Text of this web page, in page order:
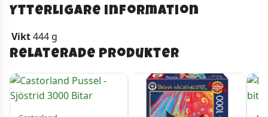
Ytterligare information
Vikt444 g
Relaterade produkter